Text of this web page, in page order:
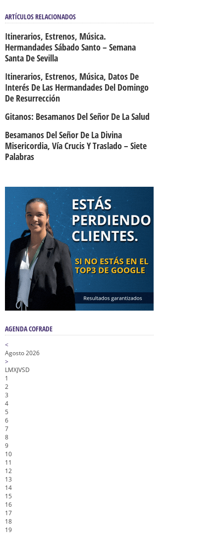
ARTÍCULOS RELACIONADOS
Itinerarios, Estrenos, Música.
Hermandades Sábado Santo – Semana
Santa De Sevilla
Itinerarios, Estrenos, Música, Datos De
Interés De Las Hermandades Del Domingo
De Resurrección
Gitanos: Besamanos Del Señor De La Salud
Besamanos Del Señor De La Divina
Misericordia, Vía Crucis Y Traslado – Siete
Palabras
AGENDA COFRADE
<
Agosto 2026
>
LMXJVSD
1
2
3
4
5
6
7
8
9
10
11
12
13
14
15
16
17
18
19